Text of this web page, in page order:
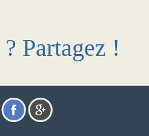
Partagez !